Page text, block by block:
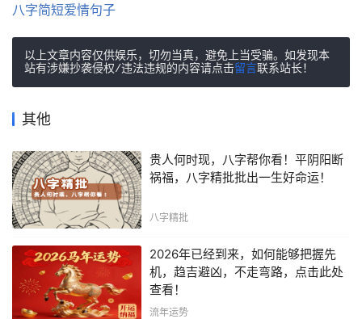
八字简短爱情句子
以上文章内容仅供娱乐，切勿当真，避免上当受骗。如发现本
站有涉嫌抄袭侵权/违法违规的内容请点击留言联系站长！
其他
贵人何时现，八字帮你看！平阴阳断
祸福，八字精批批出一生好命运！
八字精批
2026年已经到来，如何能够把握先
机，趋吉避凶，不走弯路，点击此处
查看！
流年运势